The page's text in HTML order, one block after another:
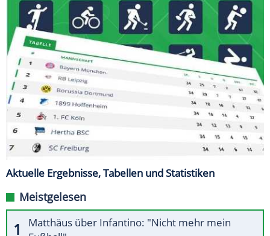
Aktuelle Ergebnisse, Tabellen und Statistiken
Meistgelesen
Matthäus über Infantino: "Nicht mehr mein